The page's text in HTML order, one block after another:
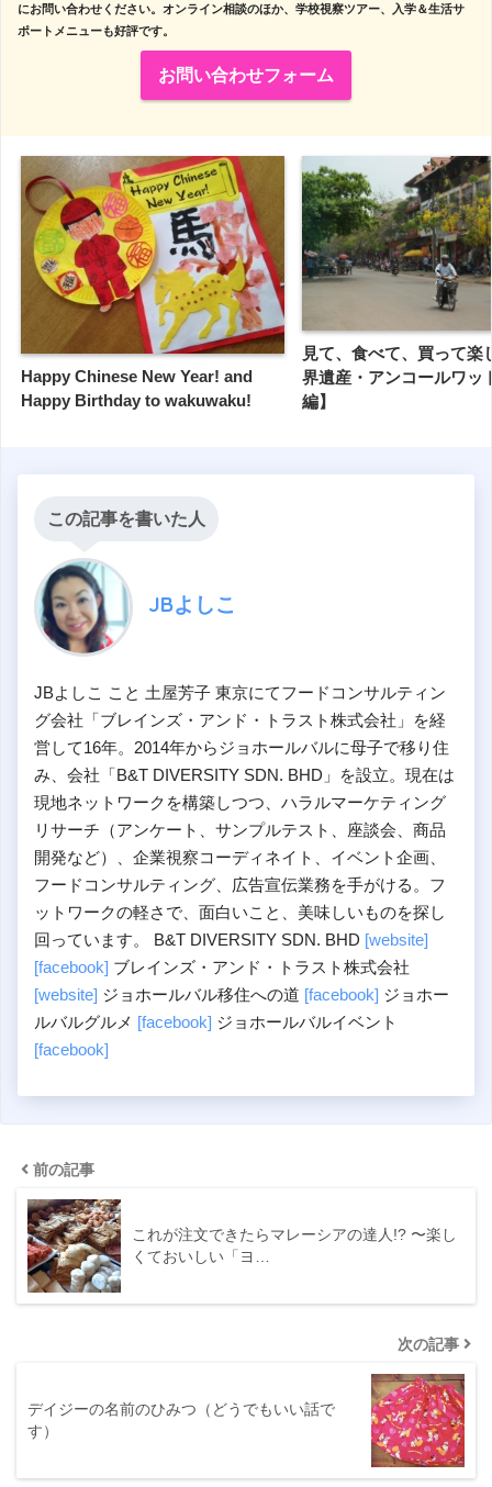
にお問い合わせください。オンライン相談のほか、学校視察ツアー、入学＆生活サ
ポートメニューも好評です。
お問い合わせフォーム
Happy Chinese New Year! and
Happy Birthday to wakuwaku!
見て、食べて、買って楽
界遺産・アンコールワッ
編】
この記事を書いた人
JBよしこ
JBよしこ こと 土屋芳子 東京にてフードコンサルティン
グ会社「ブレインズ・アンド・トラスト株式会社」を経
営して16年。2014年からジョホールバルに母子で移り住
み、会社「B&T DIVERSITY SDN. BHD」を設立。現在は
現地ネットワークを構築しつつ、ハラルマーケティング
リサーチ（アンケート、サンプルテスト、座談会、商品
開発など）、企業視察コーディネイト、イベント企画、
フードコンサルティング、広告宣伝業務を手がける。フ
ットワークの軽さで、面白いこと、美味しいものを探し
回っています。 B&T DIVERSITY SDN. BHD [website]
[facebook] ブレインズ・アンド・トラスト株式会社
[website] ジョホールバル移住への道 [facebook] ジョホー
ルバルグルメ [facebook] ジョホールバルイベント
[facebook]
前の記事
これが注文できたらマレーシアの達人!? 〜楽し
くておいしい「ヨ…
次の記事
デイジーの名前のひみつ（どうでもいい話で
す）